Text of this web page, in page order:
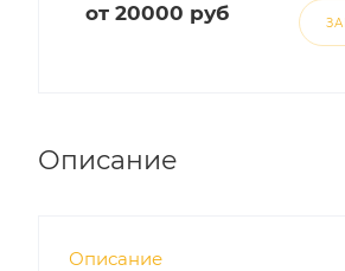
от 20000 руб
Описание
Описание